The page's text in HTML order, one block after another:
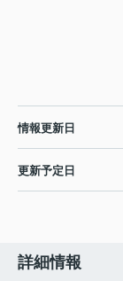
情報更新日
更新予定日
詳細情報